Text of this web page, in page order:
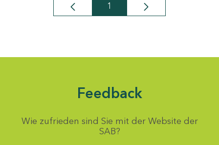
Seite
1
Feedback
Wie zufrieden sind Sie mit der Website der
SAB?